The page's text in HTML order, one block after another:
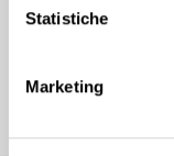
Statistiche
Marketing